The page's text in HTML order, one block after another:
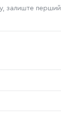
залиште перший